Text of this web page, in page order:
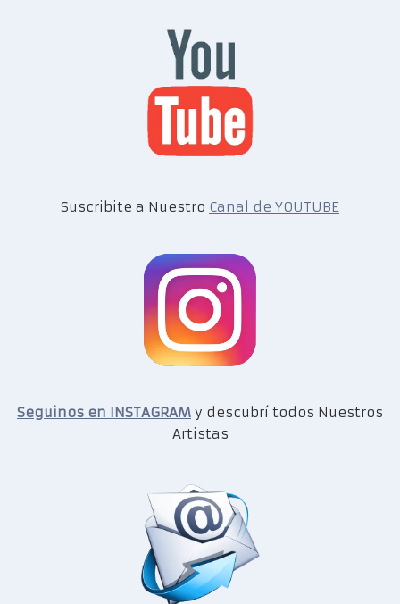
Suscribite a Nuestro Canal de YOUTUBE
Seguinos en INSTAGRAM y descubrí todos Nuestros
Artistas